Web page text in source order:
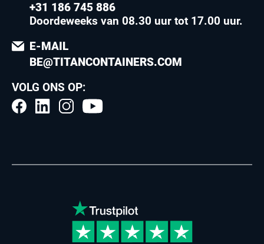
+31 186 745 886
Doordeweeks van 08.30 uur tot 17.00 uur.
E-MAIL
BE@TITANCONTAINERS.COM
VOLG ONS OP: